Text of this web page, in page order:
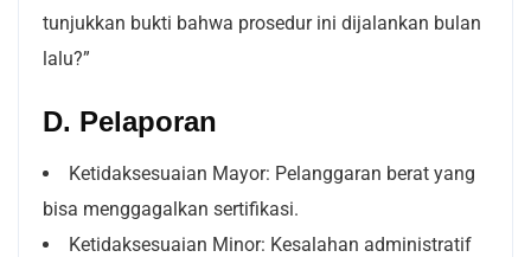
tunjukkan bukti bahwa prosedur ini dijalankan bulan
lalu?”
D. Pelaporan
Ketidaksesuaian Mayor: Pelanggaran berat yang
bisa menggagalkan sertifikasi.
Ketidaksesuaian Minor: Kesalahan administratif